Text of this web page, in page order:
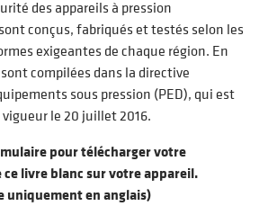
des appareils à pression
conçus, fabriqués et testés selon les
exigeantes de chaque région. En
compilées dans la directive
sous pression (PED), qui est
le 20 juillet 2016.
pour télécharger votre
livre blanc sur votre appareil.
uniquement en anglais)